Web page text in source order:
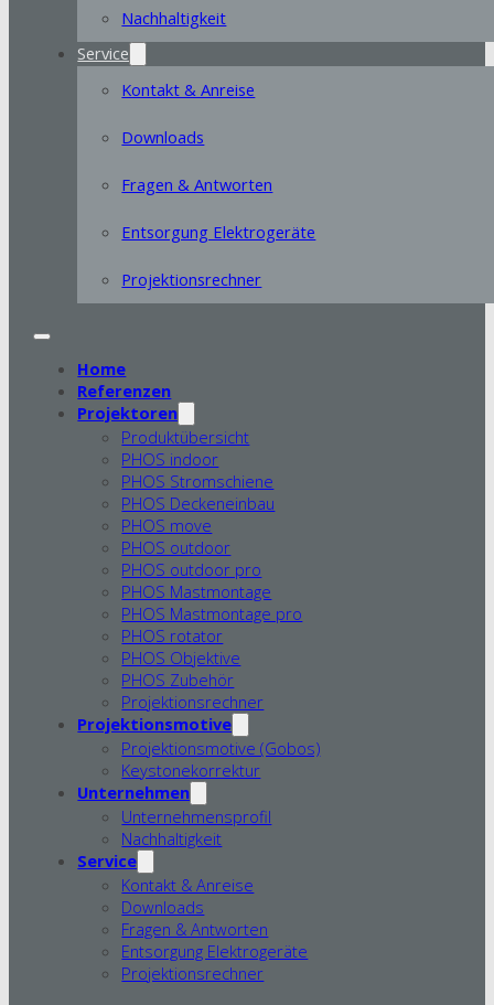
Nachhaltigkeit
Service
Kontakt & Anreise
Downloads
Fragen & Antworten
Entsorgung Elektrogeräte
Projektionsrechner
Home
Referenzen
Projektoren
Produktübersicht
PHOS indoor
PHOS Stromschiene
PHOS Deckeneinbau
PHOS move
PHOS outdoor
PHOS outdoor pro
PHOS Mastmontage
PHOS Mastmontage pro
PHOS rotator
PHOS Objektive
PHOS Zubehör
Projektionsrechner
Projektionsmotive
Projektionsmotive (Gobos)
Keystonekorrektur
Unternehmen
Unternehmensprofil
Nachhaltigkeit
Service
Kontakt & Anreise
Downloads
Fragen & Antworten
Entsorgung Elektrogeräte
Projektionsrechner